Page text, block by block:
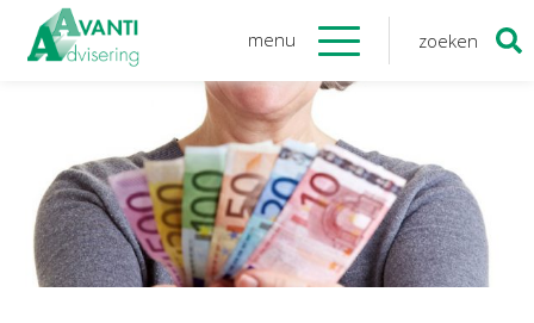
menu zoeken
Onze medewerkers
NOAB gecertificeerd
Algemene verordening
gegevensbescherming
Sponsoring
Zoeken